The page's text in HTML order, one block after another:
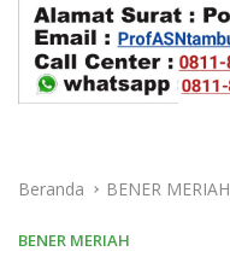
Beranda BENER MERIAH
BENER MERIAH